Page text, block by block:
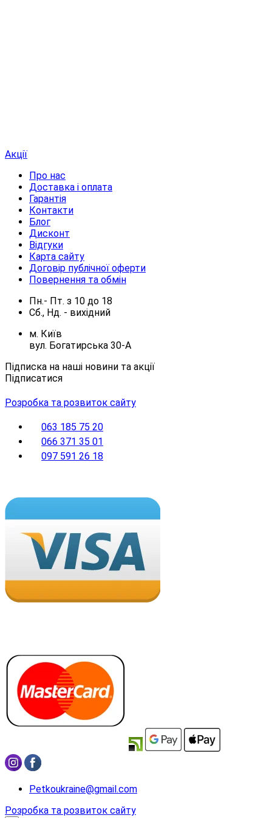
Акції
Про нас
Доставка і оплата
Гарантія
Контакти
Блог
Дисконт
Відгуки
Карта сайту
Договір публічної оферти
Повернення та обмін
Пн.- Пт. з 10 до 18
Сб., Нд. - вихідний
м. Київ
вул. Богатирська 30-А
Підписка на наші новини та акції
Підписатися
Розробка та розвиток сайту
063 185 75 20
066 371 35 01
097 591 26 18
Petkoukraine@gmail.com
Розробка та розвиток сайту